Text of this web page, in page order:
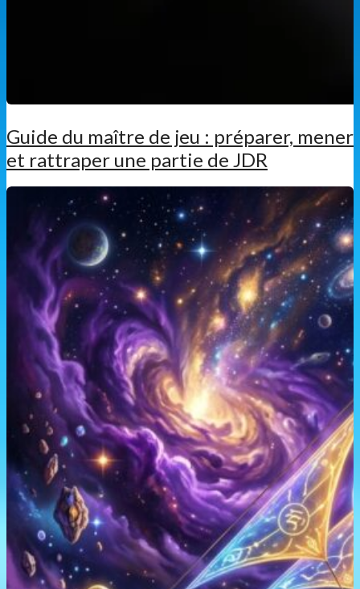
Guide du maître de jeu : préparer, mener
et rattraper une partie de JDR